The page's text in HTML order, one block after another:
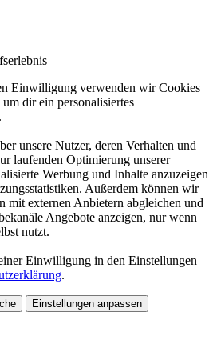
Einwilligung verwenden wir Cookies
dir ein personalisiertes
unsere Nutzer, deren Verhalten und
laufenden Optimierung unserer
Werbung und Inhalte anzuzeigen
Außerdem können wir
mit externen Anbietern abgleichen und
Angebote anzeigen, nur wenn
nutzt.
Einwilligung in den Einstellungen
.
Einstellungen anpassen